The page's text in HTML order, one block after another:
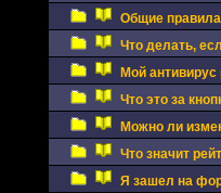
Общие
Что делать,
Мой
Что это за
Можно ли
Что значит
Я зашел на